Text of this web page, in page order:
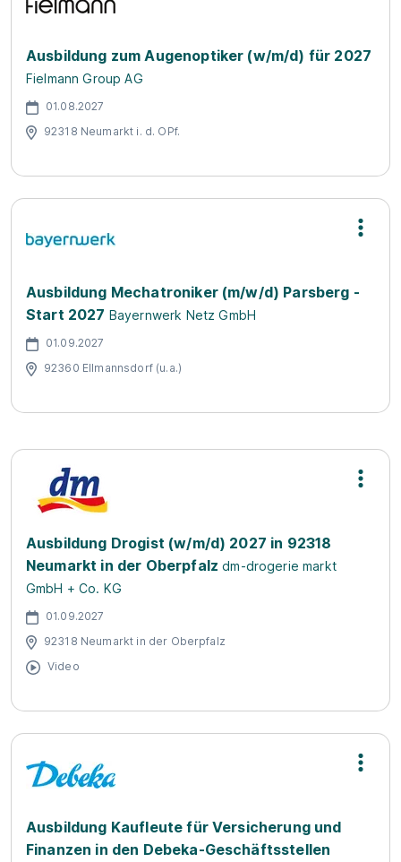
Ausbildung zum Augenoptiker (w/m/d) für 2027
Fielmann Group AG
01.08.2027
92318 Neumarkt i. d. OPf.
Ausbildung Mechatroniker (m/w/d) Parsberg -
Start 2027 Bayernwerk Netz GmbH
01.09.2027
92360 Ellmannsdorf (u.a.)
Ausbildung Drogist (w/m/d) 2027 in 92318
Neumarkt in der Oberpfalz dm-drogerie markt
GmbH + Co. KG
01.09.2027
92318 Neumarkt in der Oberpfalz
Video
Ausbildung Kaufleute für Versicherung und
Finanzen in den Debeka-Geschäftsstellen